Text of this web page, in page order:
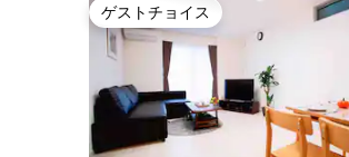
ゲストチョイス
ゲストチョイス